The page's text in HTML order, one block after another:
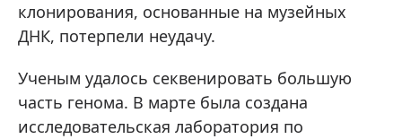
клонирования, основанные на музейных
ДНК, потерпели неудачу.
Ученым удалось секвенировать большую
часть генома. В марте была создана
исследовательская лаборатория по